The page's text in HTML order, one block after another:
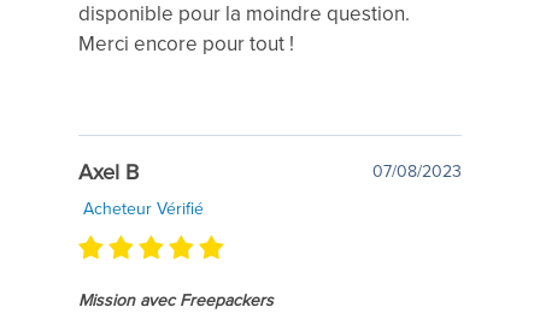
disponible pour la moindre question.
Merci encore pour tout !
Axel B
07/08/2023
Acheteur Vérifié
Mission avec Freepackers